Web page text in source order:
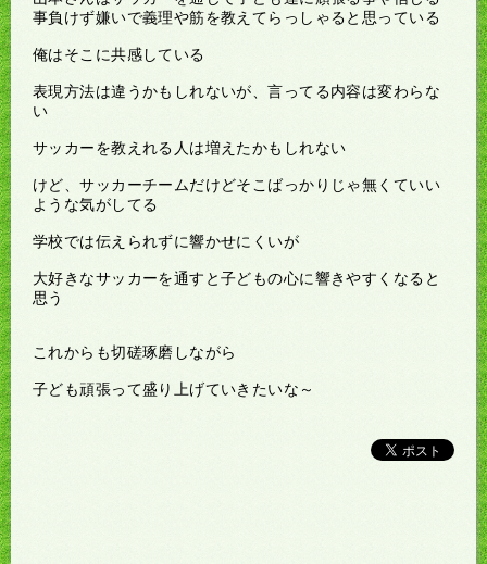
事負けず嫌いで義理や筋を教えてらっしゃると思っている
俺はそこに共感している
表現方法は違うかもしれないが、言ってる内容は変わらな
い
サッカーを教えれる人は増えたかもしれない
けど、サッカーチームだけどそこばっかりじゃ無くていい
ような気がしてる
学校では伝えられずに響かせにくいが
大好きなサッカーを通すと子どもの心に響きやすくなると
思う
これからも切磋琢磨しながら
子ども頑張って盛り上げていきたいな～